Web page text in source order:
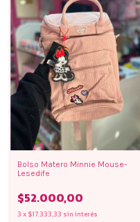
Bolso Matero Minnie Mouse-
Lesedife
$52.000,00
3 x $17.333,33 sin interés